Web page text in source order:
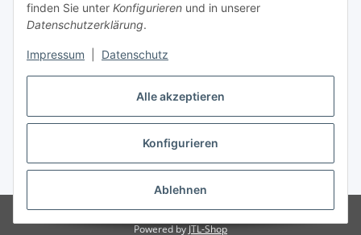
Alle akzeptieren
Konfigurieren
Ablehnen
finden Sie unter Konfigurieren und in unserer
Datenschutzerklärung.
Impressum Datenschutz
Informationen
Gesetzliche Informationen
vom Lieferland), zzgl.Versand
Copyright by Music-Strings 2020-2026
Powered byJTL-Shop